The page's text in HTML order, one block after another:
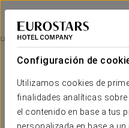
Configuración de
Utilizamos cookies de
finalidades analíticas
el contenido en base a tus
Eurostars Amara
SAN SEBASTIÁN
Habitaciones
El confort y
En el Eurostars Amara
disfrutes de San